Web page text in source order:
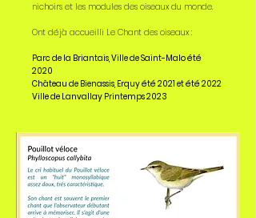
nichoirs et les modules des oiseaux du monde.
Ont déjà accueilli Le Chant des oiseaux :
Parc de la Briantais, Ville de Saint-Malo été
2020
Château de Bienassis, Erquy été 2021 et été 2022
Ville de Lanvallay Printemps 2023